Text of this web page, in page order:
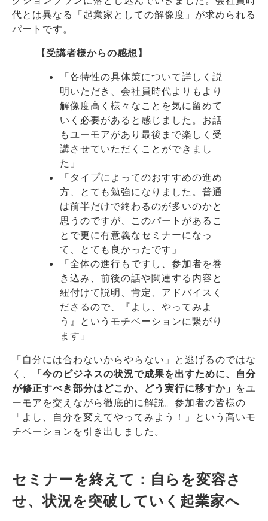
代とは異なる「起業家としての解像度」が求められる
パートです。
【受講者様からの感想】
「各特性の具体策について詳しく説
明いただき、会社員時代よりもより
解像度高く様々なことを気に留めて
いく必要があると感じました。お話
もユーモアがあり最後まで楽しく受
講させていただくことができまし
た」
「タイプによってのおすすめの進め
方、とても勉強になりました。普通
は前半だけで終わるのが多いのかと
思うのですが、このパートがあるこ
とで更に有意義なセミナーになっ
て、とても良かったです」
「全体の進行もですし、参加者を巻
き込み、前後の話や関連する内容と
紐付けて説明、肯定、アドバイスく
ださるので、『よし、やってみよ
う』というモチベーションに繋がり
ます」
「自分には合わないからやらない」と逃げるのではな
く、
「今のビジネスの状況で成果を出すために、自分
が修正すべき部分はどこか、どう実行に移すか」 をユ
ーモアを交えながら徹底的に解説。参加者の皆様の
「よし、自分を変えてやってみよう！」という高いモ
チベーションを引き出しました。
セミナーを終えて：自らを変容さ
せ、状況を突破していく起業家へ